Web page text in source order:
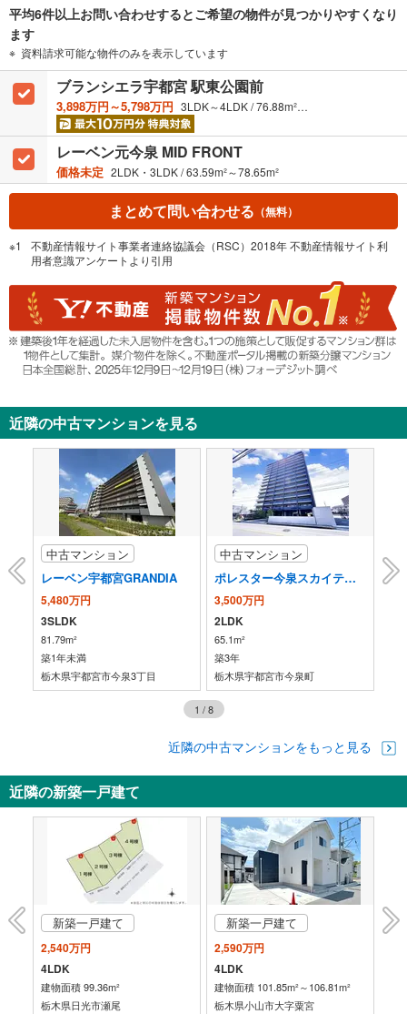
マ
イ
ペ
ー
ジ
保
存
す
る
平均6件以上お問い合わせするとご希望の物件が見つかりやすくなり
ます
資料請求可能な物件のみを表示しています
ブランシエラ宇都宮 駅東公園前
3,898万円～5,798万円 3LDK～4LDK / 76.88m²～84.11m²
レーベン元今泉 MID FRONT
価格未定 2LDK・3LDK / 63.59m²～78.65m²
まとめて問い合わせる （無料）
不動産情報サイト事業者連絡協議会（RSC）2018年 不動産情報サイト利
用者意識アンケートより引用
近隣の中古マンションを見る
中古マンション
レーベン宇都宮GRANDIA
5,480万円
3SLDK
81.79m²
築1年未満
栃木県宇都宮市今泉3丁目
中古マンション
ポレスター今泉スカイテラス
3,500万円
2LDK
65.1m²
築3年
栃木県宇都宮市今泉町
プ
1 /8
近隣の中古マンションをもっと見る
近隣の新築一戸建て
新築一戸建て
2,540万円
4LDK
建物面積 99.36m²
栃木県日光市瀬尾
新築一戸建て
2,590万円
4LDK
建物面積 101.85m²～106.81m²
栃木県小山市大字粟宮